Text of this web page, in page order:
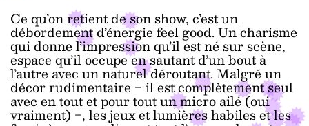
Ce qu’on retient de son show, c’est un
débordement d’énergie feel good. Un charisme
qui donne l’impression qu’il est né sur scène,
espace qu’il occupe en sautant d’un bout à
l’autre avec un naturel déroutant. Malgré un
décor rudimentaire ‒ il est complètement seul
avec en tout et pour tout un micro ailé (oui
vraiment) ‒, les jeux et lumières habiles et les